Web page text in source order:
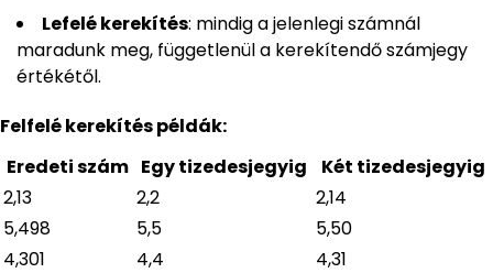
Lefelé kerekítés: mindig a jelenlegi számnál
maradunk meg, függetlenül a kerekítendő számjegy
értékétől.
Felfelé kerekítés példák:
Eredeti szám Egy tizedesjegyig
Két tizedesjegyig
2,13
2,2
2,14
5,498
5,5
5,50
4,301
4,4 4,31